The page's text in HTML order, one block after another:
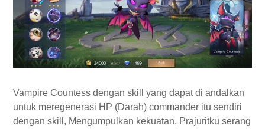
Vampire Countess dengan skill yang dapat di andalkan
untuk meregenerasi HP (Darah) commander itu sendiri
dengan skill, Mengumpulkan kekuatan, Prajuritku serang